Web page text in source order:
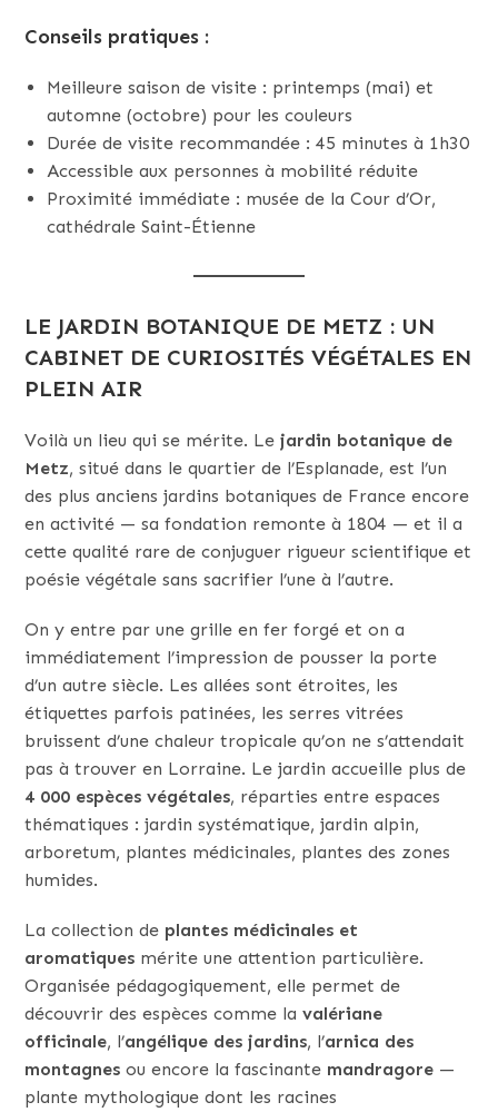
Conseils pratiques :
Meilleure saison de visite : printemps (mai) et
automne (octobre) pour les couleurs
Durée de visite recommandée : 45 minutes à 1h30
Accessible aux personnes à mobilité réduite
Proximité immédiate : musée de la Cour d’Or,
cathédrale Saint-Étienne
LE JARDIN BOTANIQUE DE METZ : UN
CABINET DE CURIOSITÉS VÉGÉTALES EN
PLEIN AIR
Voilà un lieu qui se mérite. Lejardin botanique de
Metz, situé dans le quartier de l’Esplanade, est l’un
des plus anciens jardins botaniques de France encore
en activité — sa fondation remonte à 1804 — et il a
cette qualité rare de conjuguer rigueur scientifique et
poésie végétale sans sacrifier l’une à l’autre.
On y entre par une grille en fer forgé et on a
immédiatement l’impression de pousser la porte
d’un autre siècle. Les allées sont étroites, les
étiquettes parfois patinées, les serres vitrées
bruissent d’une chaleur tropicale qu’on ne s’attendait
pas à trouver en Lorraine. Le jardin accueille plus de
4 000 espèces végétales, réparties entre espaces
thématiques : jardin systématique, jardin alpin,
arboretum, plantes médicinales, plantes des zones
humides.
La collection de plantes médicinales et
aromatiques mérite une attention particulière.
Organisée pédagogiquement, elle permet de
découvrir des espèces comme lavalériane
officinale, l’angélique des jardins, l’arnica des
montagnes ou encore la fascinante mandragore —
plante mythologique dont les racines